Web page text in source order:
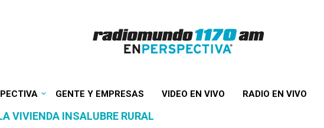
GENTE Y EMPRESAS VIDEO EN VIVO RADIO EN VIVO
VIVIENDA INSALUBRE RURAL